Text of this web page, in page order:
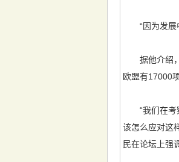
“因为发展中
据他介绍，
欧盟有17000
“我们在考察
该怎么应对这
民在论坛上强